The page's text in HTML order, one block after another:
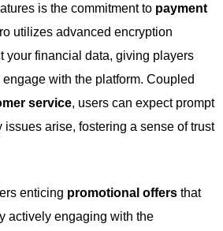
is the commitment to payment
utilizes advanced encryption
your financial data, giving players
with the platform. Coupled
service, users can expect prompt
arise, fostering a sense of trust
enticing promotional offers that
actively engaging with the